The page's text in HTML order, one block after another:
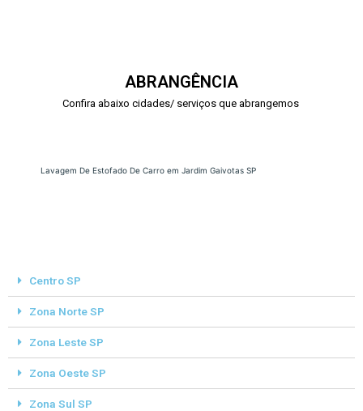
ABRANGÊNCIA
Confira abaixo cidades/ serviços que abrangemos
Lavagem De Estofado De Carro em Jardim Gaivotas SP
Centro SP
Zona Norte SP
Zona Leste SP
Zona Oeste SP
Zona Sul SP